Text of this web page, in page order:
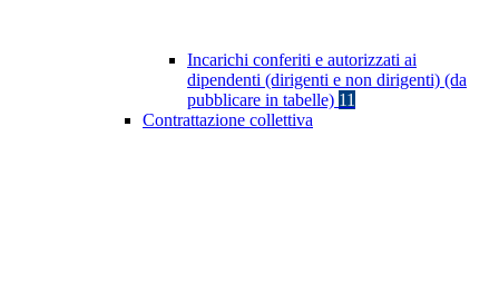
Incarichi conferiti e autorizzati ai
dipendenti (dirigenti e non dirigenti) (da
pubblicare in tabelle) 11
Contrattazione collettiva